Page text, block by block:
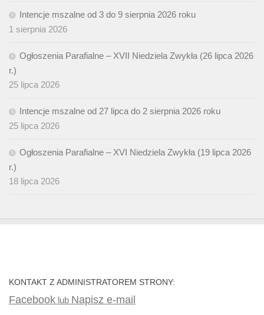
Intencje mszalne od 3 do 9 sierpnia 2026 roku
1 sierpnia 2026
Ogłoszenia Parafialne – XVII Niedziela Zwykła (26 lipca 2026
r.)
25 lipca 2026
Intencje mszalne od 27 lipca do 2 sierpnia 2026 roku
25 lipca 2026
Ogłoszenia Parafialne – XVI Niedziela Zwykła (19 lipca 2026
r.)
18 lipca 2026
KONTAKT Z ADMINISTRATOREM STRONY:
Facebook lub Napisz e-mail